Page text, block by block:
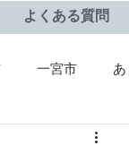
よくある質問
一宮市